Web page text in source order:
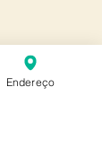
Endereço